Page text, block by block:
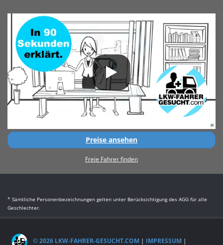
Preise ansehen
Freie Fahrer finden
* Sämtliche Personenbezeichnungen gelten unter Berücksichtigung des AGG für alle
Geschlechter.
© 2026 LKW-FAHRER-GESUCHT.COM | IMPRESSUM |